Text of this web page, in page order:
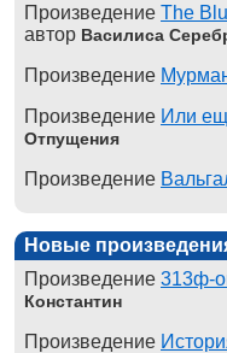
Произведение The
автор Василиса
Произведение
Произведение Или
Отпущения
Произведение
Новые
Произведение 313ф-
Константин
Произведение